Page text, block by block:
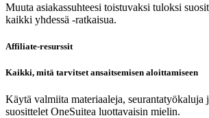
Muuta asiakassuhteesi toistuvaksi tuloksi
kaikki yhdessä -ratkaisua.
Affiliate-resurssit
Kaikki, mitä tarvitset ansaitsemisen aloittamiseen
Käytä valmiita materiaaleja, seurantatyökaluja
suosittelet OneSuitea luottavaisin mielin.